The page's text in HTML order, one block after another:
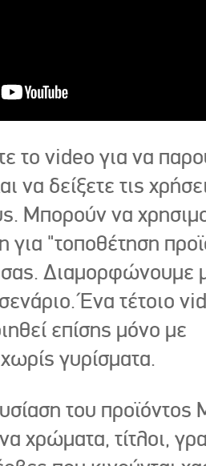
το video για να
να δείξετε τις
Μπορούν να
για "τοποθέτηση
Διαμορφώνουμε
Ένα τέτοιο
επίσης μόνο με
γυρίσματα.
του προϊόντος
χρώματα, τίτλοι,